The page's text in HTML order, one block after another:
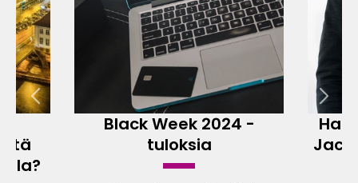
Black Week 2024 -
tuloksia